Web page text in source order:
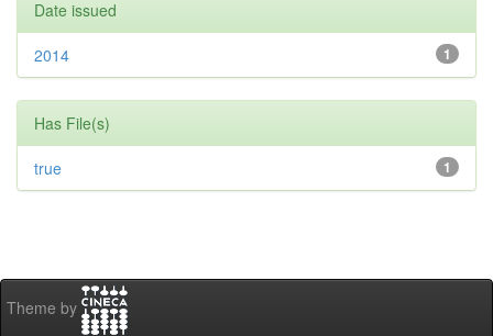
Date issued
1
2014
Has File(s)
1
true
Theme by